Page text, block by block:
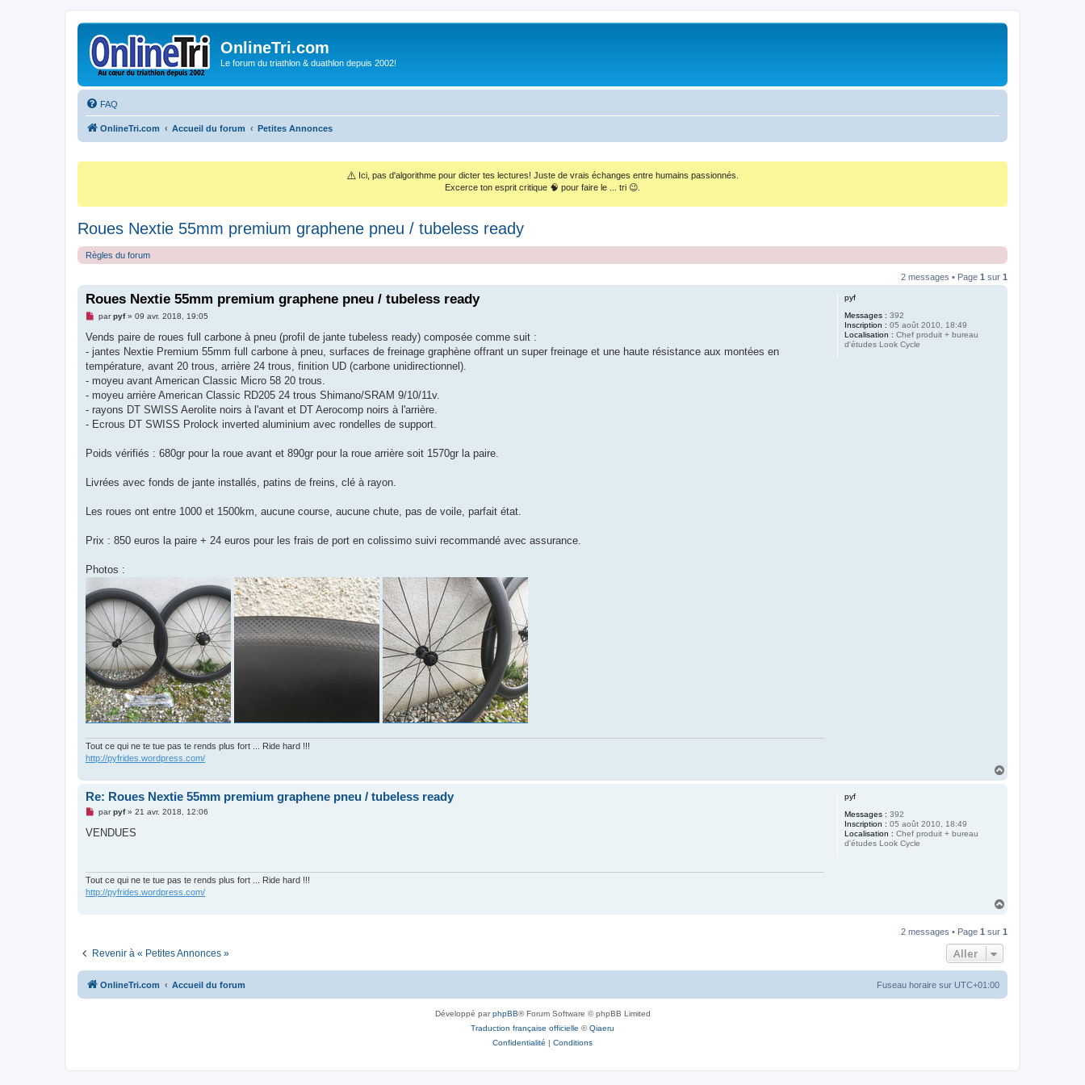
OnlineTri.com
Le forum du triathlon & duathlon depuis 2002!
FAQ
OnlineTri.com Accueil du forum Petites Annonces
⚠️ Ici, pas d'algorithme pour dicter tes lectures! Juste de vrais échanges entre humains passionnés.
Excerce ton esprit critique 🧠 pour faire le ... tri 😉.
Roues Nextie 55mm premium graphene pneu / tubeless ready
Règles du forum
2 messages • Page 1 sur 1
pyf
Messages : 392
Inscription : 05 août 2010, 18:49
Localisation : Chef produit + bureau
d'études Look Cycle
Roues Nextie 55mm premium graphene pneu / tubeless ready
M
s
a
g
n
o
l
u
parpyf» 09 avr. 2018, 19:05
Vends paire de roues full carbone à pneu (profil de jante tubeless ready) composée comme suit :
- jantes Nextie Premium 55mm full carbone à pneu, surfaces de freinage graphène offrant un super freinage et une haute résistance aux montées en
température, avant 20 trous, arrière 24 trous, finition UD (carbone unidirectionnel).
- moyeu avant American Classic Micro 58 20 trous.
- moyeu arrière American Classic RD205 24 trous Shimano/SRAM 9/10/11v.
- rayons DT SWISS Aerolite noirs à l'avant et DT Aerocomp noirs à l'arrière.
- Ecrous DT SWISS Prolock inverted aluminium avec rondelles de support.
Poids vérifiés : 680gr pour la roue avant et 890gr pour la roue arrière soit 1570gr la paire.
Livrées avec fonds de jante installés, patins de freins, clé à rayon.
Les roues ont entre 1000 et 1500km, aucune course, aucune chute, pas de voile, parfait état.
Prix : 850 euros la paire + 24 euros pour les frais de port en colissimo suivi recommandé avec assurance.
Photos :
Tout ce qui ne te tue pas te rends plus fort ... Ride hard !!!
http://pyfrides.wordpress.com/
pyf
Messages : 392
Inscription : 05 août 2010, 18:49
Localisation : Chef produit + bureau
d'études Look Cycle
Re: Roues Nextie 55mm premium graphene pneu / tubeless ready
M
s
n
o
n
parpyf» 21 avr. 2018, 12:06
VENDUES
Tout ce qui ne te tue pas te rends plus fort ... Ride hard !!!
http://pyfrides.wordpress.com/
t
2 messages • Page 1 sur 1
Revenir à « Petites Annonces » Aller
OnlineTri.com Accueil du forum Fuseau horaire sur UTC+01:00
Développé parphpBB® Forum Software © phpBB Limited
Traduction française officielle ©Qiaeru
Confidentialité | Conditions